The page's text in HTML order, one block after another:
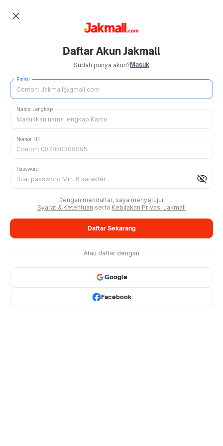
close
Daftar Akun Jakmall
Sudah punya akun?Masuk
Email
Nama Lengkap
Nomor HP
visibility_off
Password
Dengan mendaftar, saya menyetujui
Syarat & Ketentuan serta Kebijakan Privasi Jakmall
Daftar Sekarang
Atau daftar dengan
Google
Facebook